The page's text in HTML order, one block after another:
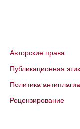
Авторские права
Публикационная
Политика
Рецензирование